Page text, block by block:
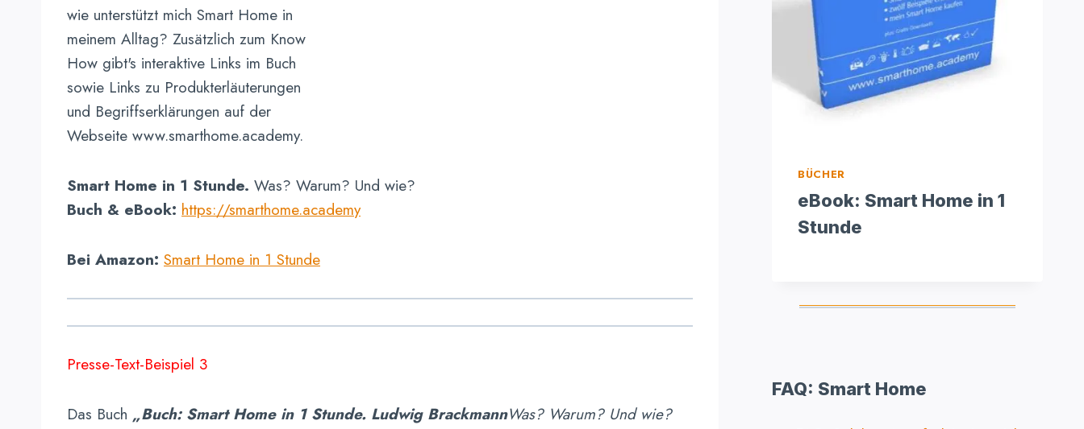
Smart Home in 1 Stunde. Was? Warum? Und wie?
Buch & eBook: https://smarthome.academy
Bei Amazon: Smart Home in 1 Stunde
Presse-Text-Beispiel 3
Das Buch „Buch: Smart Home in 1 Stunde. Ludwig BrackmannWas? Warum? Und wie?
BÜCHER
eBook: Smart Home in 1
Stunde
FAQ: Smart Home